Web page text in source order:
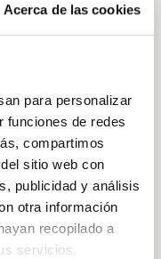
Acerca de las cookies
para personalizar
funciones de redes
compartimos
sitio web con
publicidad y análisis
otra información
recopilado a
servicios.